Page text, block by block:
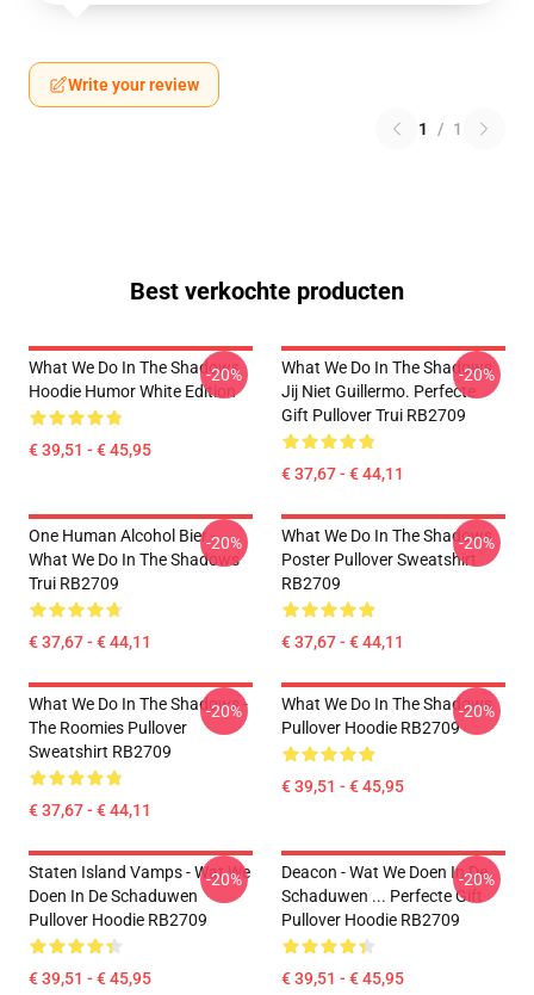
Write your review
1 / 1
Best verkochte producten
What We Do In The Shadows
Hoodie Humor White Edition
€ 39,51 - € 45,95
-20%
What We Do In The Shadows
Jij Niet Guillermo. Perfecte
Gift Pullover Trui RB2709
€ 37,67 - € 44,11
-20%
One Human Alcohol Bier -
What We Do In The Shadows
Trui RB2709
€ 37,67 - € 44,11
-20%
What We Do In The Shadows
Poster Pullover Sweatshirt
RB2709
€ 37,67 - € 44,11
-20%
What We Do In The Shadows -
The Roomies Pullover
Sweatshirt RB2709
€ 37,67 - € 44,11
-20%
What We Do In The Shadows
Pullover Hoodie RB2709
€ 39,51 - € 45,95
-20%
Staten Island Vamps - Wat We
Doen In De Schaduwen
Pullover Hoodie RB2709
€ 39,51 - € 45,95
-20%
Deacon - Wat We Doen In De
Schaduwen ... Perfecte Gift
Pullover Hoodie RB2709
€ 39,51 - € 45,95
-20%